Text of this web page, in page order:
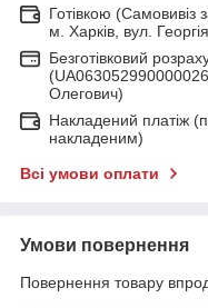
Готівкою (Самовивіз
м. Харків, вул.
Безготівковий
Олегович)
Накладений платіж
накладеним)
Всі умови оплати
Умови повернення
Повернення товару